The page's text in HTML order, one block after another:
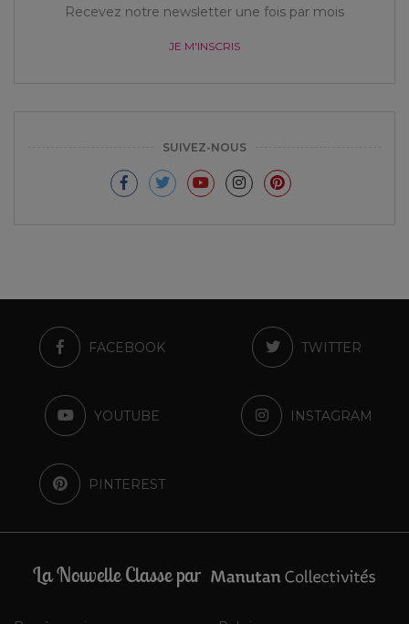
Recevez notre newsletter une fois par mois
JE M'INSCRIS
SUIVEZ-NOUS
FACEBOOK TWITTER
YOUTUBE INSTAGRAM
PINTEREST
La Nouvelle Classe par